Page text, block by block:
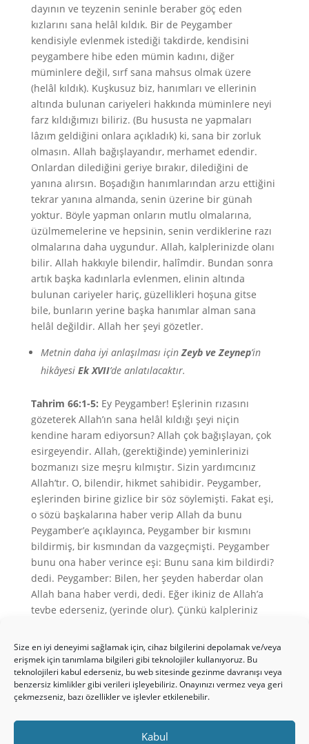
Size en iyi deneyimi sağlamak için, cihaz bilgilerini depolamak ve/veya
erişmek için tanımlama bilgileri gibi teknolojiler kullanıyoruz. Bu
teknolojileri kabul ederseniz, bu web sitesinde gezinme davranışı veya
benzersiz kimlikler gibi verileri işleyebiliriz. Onayınızı vermez veya geri
çekmezseniz, bazı özellikler ve işlevler etkilenebilir.
Kabul
dayının ve teyzenin seninle beraber göç eden
kızlarını sana helâl kıldık. Bir de Peygamber
kendisiyle evlenmek istediği takdirde, kendisini
peygambere hibe eden mümin kadını, diğer
müminlere değil, sırf sana mahsus olmak üzere
(helâl kıldık). Kuşkusuz biz, hanımları ve ellerinin
altında bulunan cariyeleri hakkında müminlere neyi
farz kıldığımızı biliriz. (Bu hususta ne yapmaları
lâzım geldiğini onlara açıkladık) ki, sana bir zorluk
olmasın. Allah bağışlayandır, merhamet edendir.
Onlardan dilediğini geriye bırakır, dilediğini de
yanına alırsın. Boşadığın hanımlarından arzu ettiğini
tekrar yanına almanda, senin üzerine bir günah
yoktur. Böyle yapman onların mutlu olmalarına,
üzülmemelerine ve hepsinin, senin verdiklerine razı
olmalarına daha uygundur. Allah, kalplerinizde olanı
bilir. Allah hakkıyle bilendir, halîmdir. Bundan sonra
artık başka kadınlarla evlenmen, elinin altında
bulunan cariyeler hariç, güzellikleri hoşuna gitse
bile, bunların yerine başka hanımlar alman sana
helâl değildir. Allah her şeyi gözetler.
Metnin daha iyi anlaşılması içinZeyb ve Zeynep’in
hikâyesi Ek XVII’de anlatılacaktır.
Tahrim 66:1-5: Ey Peygamber! Eşlerinin rızasını
gözeterek Allah’ın sana helâl kıldığı şeyi niçin
kendine haram ediyorsun? Allah çok bağışlayan, çok
esirgeyendir. Allah, (gerektiğinde) yeminlerinizi
bozmanızı size meşru kılmıştır. Sizin yardımcınız
Allah’tır. O, bilendir, hikmet sahibidir. Peygamber,
eşlerinden birine gizlice bir söz söylemişti. Fakat eşi,
o sözü başkalarına haber verip Allah da bunu
Peygamber’e açıklayınca, Peygamber bir kısmını
bildirmiş, bir kısmından da vazgeçmişti. Peygamber
bunu ona haber verince eşi: Bunu sana kim bildirdi?
dedi. Peygamber: Bilen, her şeyden haberdar olan
Allah bana haber verdi, dedi. Eğer ikiniz de Allah’a
tevbe ederseniz, (yerinde olur). Çünkü kalpleriniz
verirseniz bilesiniz ki onun dostu ve yardımcısı Allah,
Cebrail ve müminlerin iyileridir. Bunların ardından
melekler de (ona) yardımcıdır. Eğer o sizi boşarsa
Rabbi ona, sizden daha iyi kendini Allah a veren,
inanan, sebatla itaat eden, tevbe eden, ibadef eden,
oruç tutan, dul ve bâkire eşler verebilir.
Bu ayetlerin daha iyi anlaşılması için